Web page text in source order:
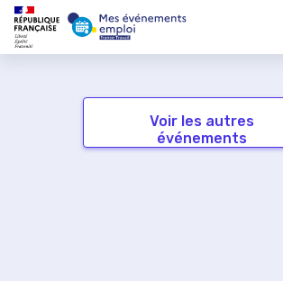
Voir les autres
événements